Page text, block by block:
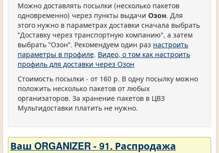
Можно доставлять посылки (несколько пакетов
одновременно) через пункты выдачи Озон. Для
этого нужно в параметрах доставки сначала выбрать
"Доставку через транспортную компанию", а затем
выбрать "Озон". Рекомендуем один раз настроить
параметры в профиле. Видео, о том как настроить
профиль для доставки через Озон
Стоимость посылки - от 160 р. В одну посылку можно
положить несколько пакетов от любых
организаторов. За хранение пакетов в ЦВЗ
Мультидоставки платить не нужно.
Ваш ORGANIZER - 91. Распродажа